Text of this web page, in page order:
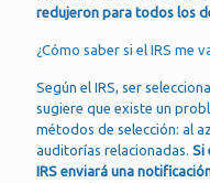
redujeron para todos los
¿Cómo saber si el IRS me
Según el IRS, ser
sugiere que existe un
métodos de selección: al
auditorías relacionadas. Si
IRS enviará una